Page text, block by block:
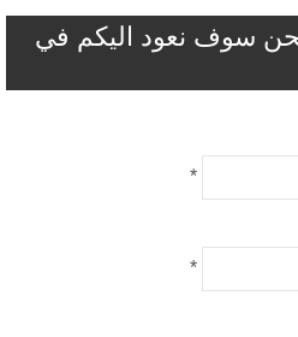
سوف نعود اليكم في